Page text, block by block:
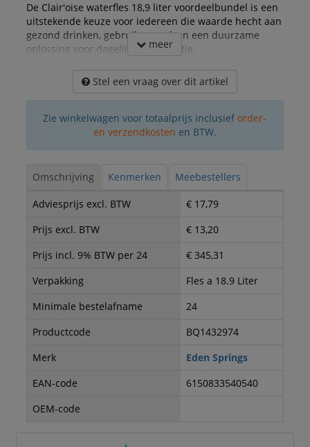
De Clair'oise waterfles 18,9 liter voordeelbundel is een
uitstekende keuze voor iedereen die waarde hecht aan
gezond drinken, gebruiksgemak en een duurzame
oplossing voor dagelijkse hydratatie.
meer
Stel een vraag over dit artikel
Zie winkelwagen voor totaalprijs inclusief order-
en verzendkosten en BTW.
Omschrijving Kenmerken Meebestellers
Adviesprijs excl. BTW
€ 17,79
Prijs excl. BTW
€ 13,20
Prijs incl. 9% BTW per 24
€ 345,31
Verpakking
Fles a 18.9 Liter
Minimale bestelafname
24
Productcode
BQ1432974
Merk
Eden Springs
EAN-code
6150833540540
OEM-code